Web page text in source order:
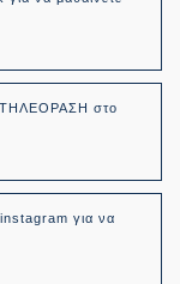
ΤΗΛΕΟΡΑΣΗ στο
για να